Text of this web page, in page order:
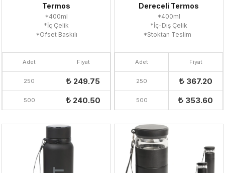
Termos
*400ml
*İç Çelik
*Ofset Baskılı
Adet Fiyat
250 249.75
500 240.50
Dereceli Termos
*400ml
*İç-Dış Çelik
*Stoktan Teslim
Adet Fiyat
250 367.20
500 353.60